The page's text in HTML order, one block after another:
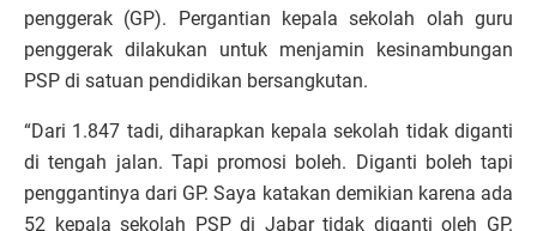
penggerak (GP). Pergantian kepala sekolah olah guru
penggerak dilakukan untuk menjamin kesinambungan
PSP di satuan pendidikan bersangkutan.
“Dari 1.847 tadi, diharapkan kepala sekolah tidak diganti
di tengah jalan. Tapi promosi boleh. Diganti boleh tapi
penggantinya dari GP. Saya katakan demikian karena ada
52 kepala sekolah PSP di Jabar tidak diganti oleh GP.